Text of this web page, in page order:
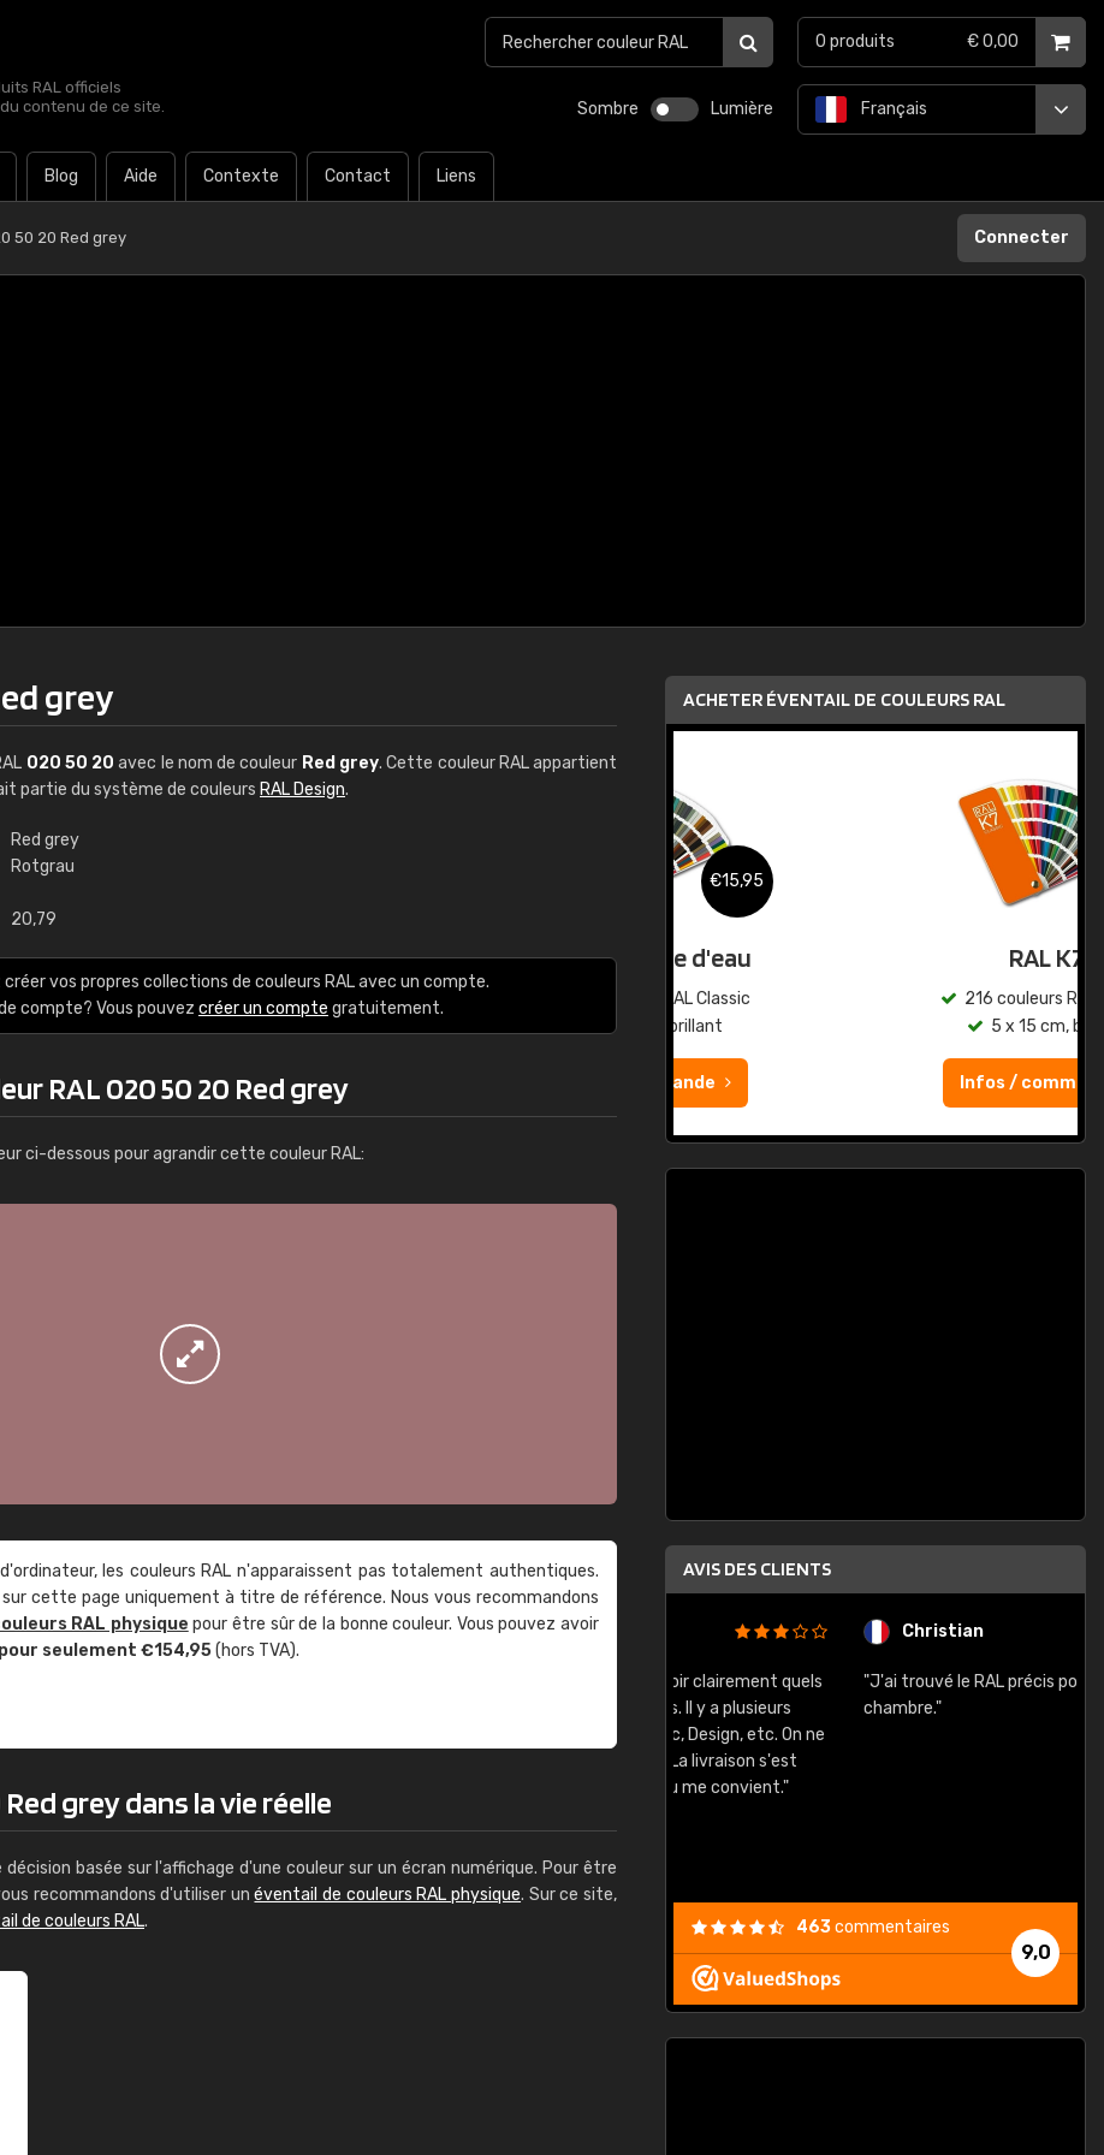
RAL officiels
contenu de ce site.
Sombre Lumière
Blog Aide Contexte Contact Liens
Français
0 produits € 0,00
50 20 Red grey Connecter
grey
020 50 20 avec le nom de couleur Red grey. Cette couleur RAL appartient
partie du système de couleurs RAL Design.
Red grey
Rotgrau
20,79
vos propres collections de couleurs RAL avec un compte.
compte? Vous pouvez créer un compte gratuitement.
RAL 020 50 20 Red grey
ci-dessous pour agrandir cette couleur RAL:
les couleurs RAL n'apparaissent pas totalement authentiques.
cette page uniquement à titre de référence. Nous vous recommandons
RAL physique pour être sûr de la bonne couleur. Vous pouvez avoir
pour seulement €154,95(hors TVA).
grey dans la vie réelle
basée sur l'affichage d'une couleur sur un écran numérique. Pour être
recommandons d'utiliser unéventail de couleurs RAL physique. Sur ce site,
de couleurs RAL.
ACHETER ÉVENTAIL DE COULEURS RAL
RAL K7 à base d'eau
216 couleurs RAL Classic
€15,95
216 couleurs RAL Classic
AVIS DES CLIENTS
Guillaume Euvrard Christian
"J'ai trouvé le RAL précis pour le ton de ma
chambre."
9,0
463commentaires